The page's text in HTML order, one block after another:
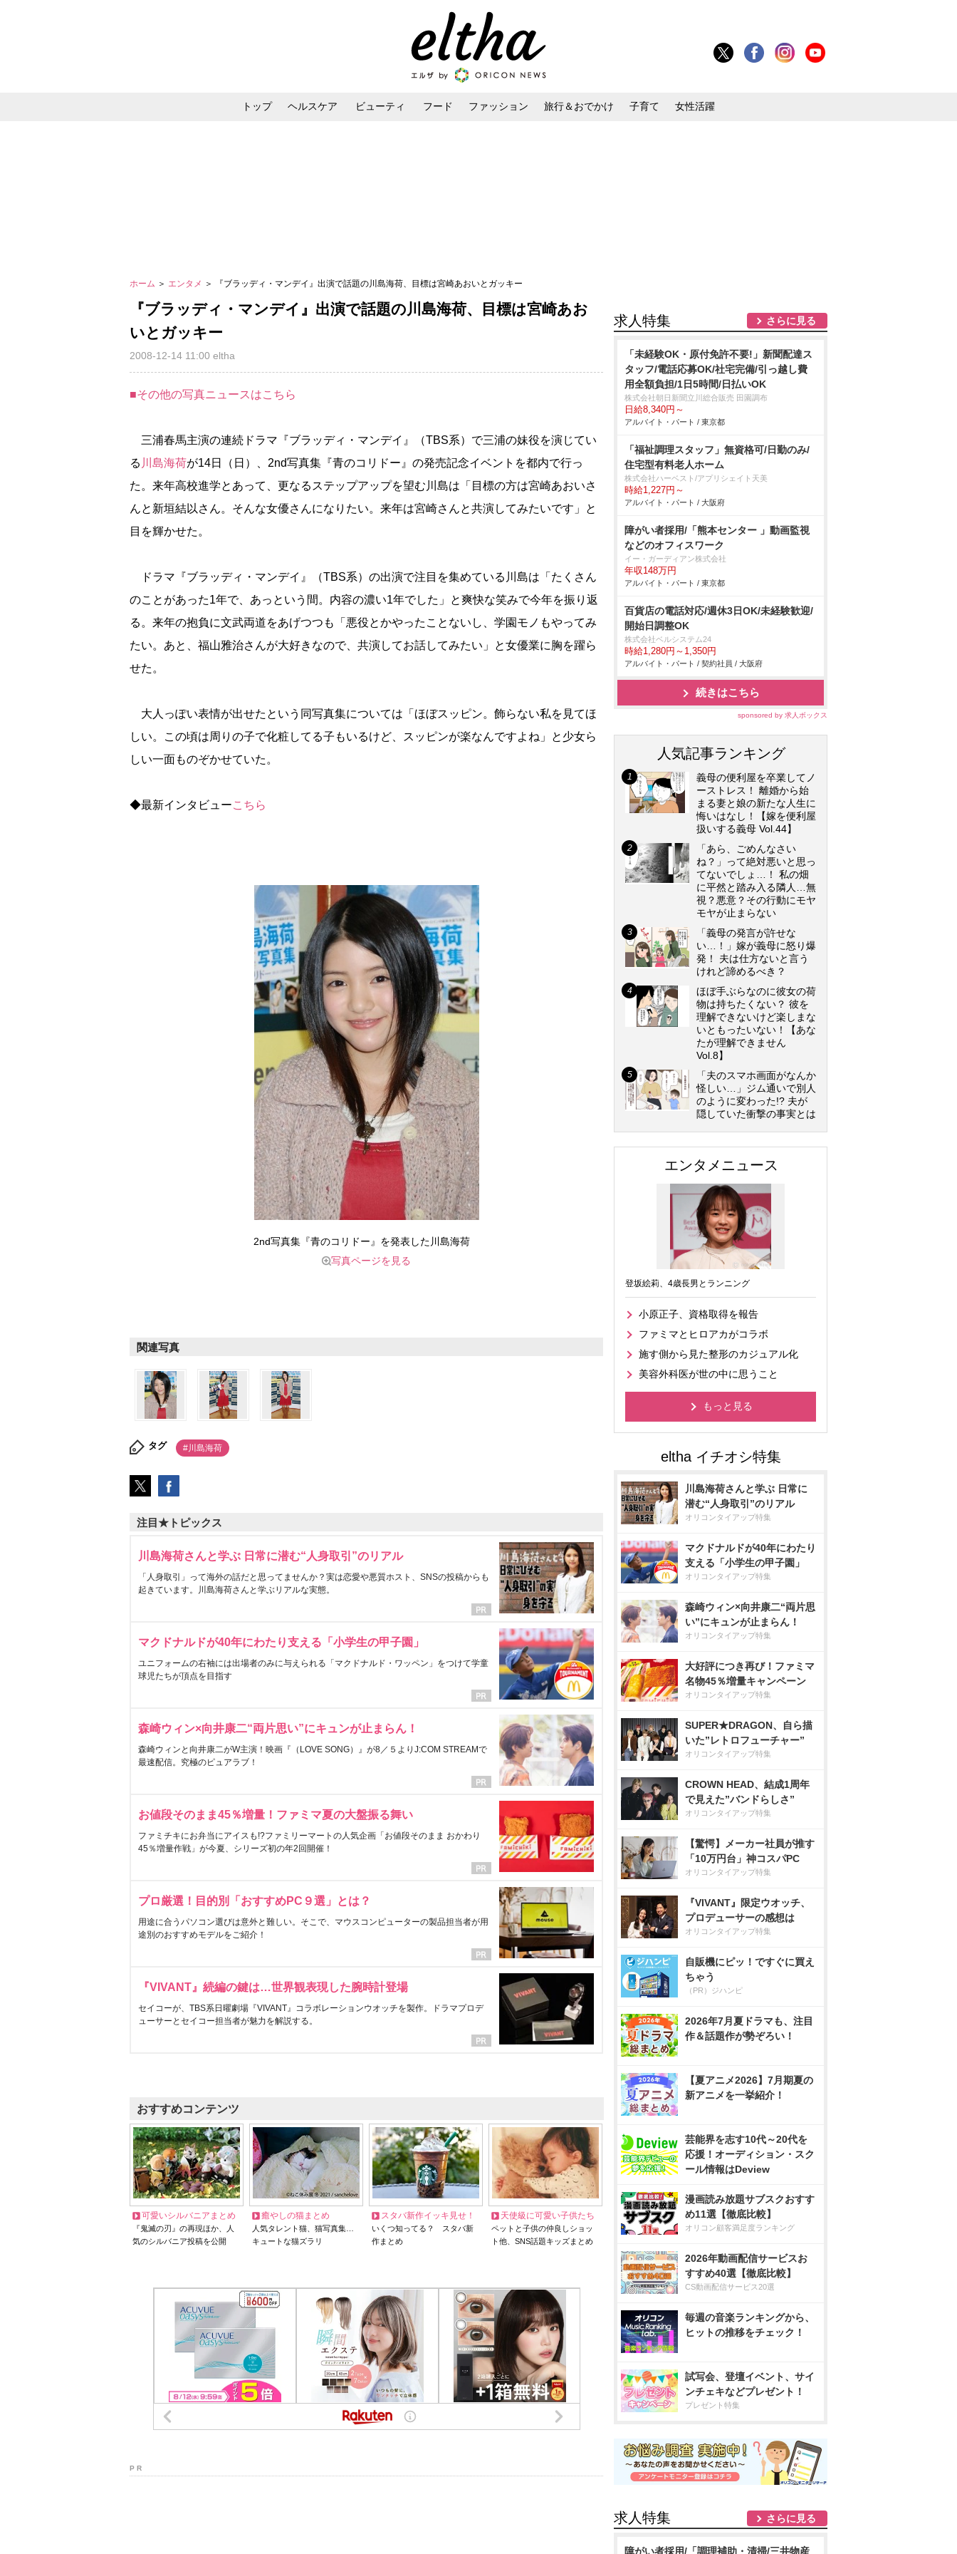
トップ ヘルスケア ビューティ フード ファッション 旅行＆おでかけ 子育て 女性活躍
ホーム ＞ エンタメ ＞ 『ブラッディ・マンデイ』出演で話題の川島海荷、目標は宮崎あおいとガッキー
『ブラッディ・マンデイ』出演で話題の川島海荷、目標は宮崎あお
いとガッキー
2008-12-14 11:00 eltha
■その他の写真ニュースはこちら
三浦春馬主演の連続ドラマ『ブラッディ・マンデイ』（TBS系）で三浦の妹役を演じてい
る 川島海荷が14日（日）、2nd写真集『青のコリドー』の発売記念イベントを都内で行っ
た。来年高校進学とあって、更なるステップアップを望む川島は「目標の方は宮崎あおいさ
んと新垣結以さん。そんな女優さんになりたい。来年は宮崎さんと共演してみたいです」と
目を輝かせた。
ドラマ『ブラッディ・マンデイ』（TBS系）の出演で注目を集めている川島は「たくさん
のことがあった1年で、あっという間。内容の濃い1年でした」と爽快な笑みで今年を振り返
る。来年の抱負に文武両道をあげつつも「悪役とかやったことないし、学園モノもやってみ
たい。あと、福山雅治さんが大好きなので、共演してお話してみたい」と女優業に胸を躍ら
せた。
大人っぽい表情が出せたという同写真集については「ほぼスッピン。飾らない私を見てほ
しい。この頃は周りの子で化粧してる子もいるけど、スッピンが楽なんですよね」と少女ら
しい一面ものぞかせていた。
◆最新インタビューこちら
2nd写真集『青のコリドー』を発表した川島海荷
写真ページを見る
関連写真
タグ #川島海荷
注目★トピックス
川島海荷さんと学ぶ 日常に潜む“人身取引”のリアル
「人身取引」って海外の話だと思ってませんか？実は恋愛や悪質ホスト、SNSの投稿からも
起きています。川島海荷さんと学ぶリアルな実態。
マクドナルドが40年にわたり支える「小学生の甲子園」
ユニフォームの右袖には出場者のみに与えられる「マクドナルド・ワッペン」をつけて学童
球児たちが頂点を目指す
森崎ウィン×向井康二“両片思い”にキュンが止まらん！
森崎ウィンと向井康二がW主演！映画『（LOVE SONG）』が8／５よりJ:COM STREAMで
最速配信。究極のピュアラブ！
お値段そのまま45％増量！ファミマ夏の大盤振る舞い
ファミチキにお弁当にアイスも!?ファミリーマートの人気企画「お値段そのまま おかわり
45％増量作戦」が今夏、シリーズ初の年2回開催！
プロ厳選！目的別「おすすめPC９選」とは？
用途に合うパソコン選びは意外と難しい。そこで、マウスコンピューターの製品担当者が用
途別のおすすめモデルをご紹介！
『VIVANT』続編の鍵は…世界観表現した腕時計登場
セイコーが、TBS系日曜劇場『VIVANT』コラボレーションウオッチを製作。ドラマプロデ
ューサーとセイコー担当者が魅力を解説する。
おすすめコンテンツ
可愛いシルバニアまとめ
『鬼滅の刃』の再現ほか、人
気のシルバニア投稿を公開
癒やしの猫まとめ
人気タレント猫、猫写真集…
キュートな猫ズラリ
スタバ新作イッキ見せ！
いくつ知ってる？ スタバ新
作まとめ
天使級に可愛い子供たち
ペットと子供の仲良しショッ
ト他、SNS話題キッズまとめ
P R
求人特集 さらに見る
「未経験OK・原付免許不要!」新聞配達ス
タッフ/電話応募OK/社宅完備/引っ越し費
用全額負担/1日5時間/日払いOK
株式会社朝日新聞立川総合販売 田園調布
日給8,340円～
アルバイト・パート / 東京都
「福祉調理スタッフ」無資格可/日勤のみ/
住宅型有料老人ホーム
株式会社ハーベスト/アプリシェイト天美
時給1,227円～
アルバイト・パート / 大阪府
障がい者採用/「熊本センター 」動画監視
などのオフィスワーク
イー・ガーディアン株式会社
年収148万円
アルバイト・パート / 東京都
百貨店の電話対応/週休3日OK/未経験歓迎/
開始日調整OK
株式会社ベルシステム24
時給1,280円～1,350円
アルバイト・パート / 契約社員 / 大阪府
続きはこちら
sponsored by 求人ボックス
人気記事ランキング
義母の便利屋を卒業してノ
ーストレス！ 離婚から始
まる妻と娘の新たな人生に
悔いはなし！【嫁を便利屋
扱いする義母 Vol.44】
「あら、ごめんなさい
ね？」って絶対悪いと思っ
てないでしょ…！ 私の畑
に平然と踏み入る隣人…無
視？悪意？その行動にモヤ
モヤが止まらない
「義母の発言が許せな
い…！」嫁が義母に怒り爆
発！ 夫は仕方ないと言う
けれど諦めるべき？
ほぼ手ぶらなのに彼女の荷
物は持ちたくない？ 彼を
理解できないけど楽しまな
いともったいない！【あな
たが理解できません
Vol.8】
「夫のスマホ画面がなんか
怪しい…」ジム通いで別人
のように変わった!? 夫が
隠していた衝撃の事実とは
エンタメニュース
登坂絵莉、4歳長男とランニング
小原正子、資格取得を報告
ファミマとヒロアカがコラボ
施す側から見た整形のカジュアル化
美容外科医が世の中に思うこと
もっと見る
川島海荷さんと学ぶ 日常に
潜む“人身取引”のリアル
オリコンタイアップ特集
マクドナルドが40年にわたり
支える「小学生の甲子園」
オリコンタイアップ特集
森崎ウィン×向井康二“両片思
い”にキュンが止まらん！
オリコンタイアップ特集
大好評につき再び！ファミマ
名物45％増量キャンペーン
オリコンタイアップ特集
SUPER★DRAGON、自ら描
いた”レトロフューチャー”
オリコンタイアップ特集
CROWN HEAD、結成1周年
で見えた”バンドらしさ”
オリコンタイアップ特集
【驚愕】メーカー社員が推す
「10万円台」神コスパPC
オリコンタイアップ特集
『VIVANT』限定ウオッチ、
プロデューサーの感想は
オリコンタイアップ特集
自販機にピッ！ですぐに買え
ちゃう
（PR）ジハンピ
2026年7月夏ドラマも、注目
作＆話題作が勢ぞろい！
【夏アニメ2026】7月期夏の
新アニメを一挙紹介！
芸能界を志す10代～20代を
応援！オーディション・スク
ール情報はDeview
漫画読み放題サブスクおすす
め11選【徹底比較】
オリコン顧客満足度ランキング
2026年動画配信サービスお
すすめ40選【徹底比較】
CS動画配信サービス20選
毎週の音楽ランキングから、
ヒットの推移をチェック！
試写会、登壇イベント、サイ
ンチェキなどプレゼント！
プレゼント特集
求人特集 さらに見る
障がい者採用/「調理補助・清掃/三井物産